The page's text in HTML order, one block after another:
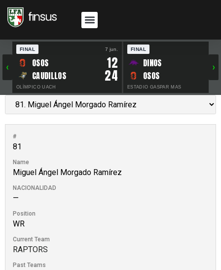
‹
FINAL 7 jun.
OSOS 12
CAUDILLOS 24
OLÍMPICO UACH
FINAL
DINOS
OSOS
ESTADIO GASPAR MAS
›
#
81
Name
Miguel Ángel Morgado Ramírez
NACIONALIDAD
—
Position
WR
Current Team
RAPTORS
Past Teams